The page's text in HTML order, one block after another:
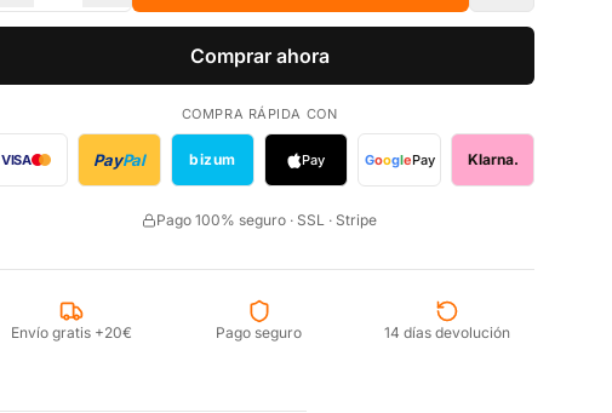
Comprar ahora
COMPRA RÁPIDA CON
VISA PayPal bizum Pay GooglePay Klarna.
Pago 100% seguro · SSL · Stripe
Envío gratis +20€ Pago seguro 14 días devolución